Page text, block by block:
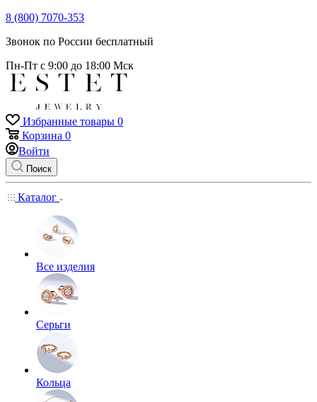
8 (800) 7070-353
Звонок по России бесплатный
Пн-Пт с 9:00 до 18:00 Мск
Избранные товары 0
Корзина 0
Войти
Поиск
Каталог
Все изделия
Серьги
Кольца